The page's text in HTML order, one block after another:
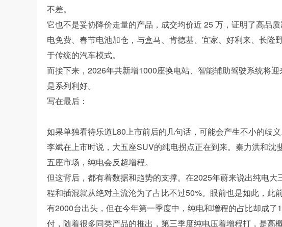
不差。
它也不是妥协降价走量的产品，成交均价近 25 万，证明了高品
电免费、春节电池加仓，与盒马、肯德基、宜家、好利来、长隆
于传统的汽车模式。
而接下来，2026年共新增1000座换电站、智能辅助驾驶系统将
是系列利好。
写在最后：
如果单独看待乐道L80上市前后的几句话，可能会产生不小的歧义
李斌在上市时说，大五座SUV的纯电拐点正在到来。秦力洪和
五座市场，纯电会反超增程。
但这背后，都有着数据和趋势的支撑。在2025年蔚来说出纯电
程和插混就从绝对主流沦为了占比不过50%。眼前也是如此，此
有2000台出头，但在今年第一季度中，纯电和增程的占比却成
付，随着很多同类产品的推出，第三季度纯电压着增程打，是高概